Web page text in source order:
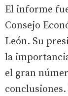
El informe
Consejo
León. Su
la
el gran